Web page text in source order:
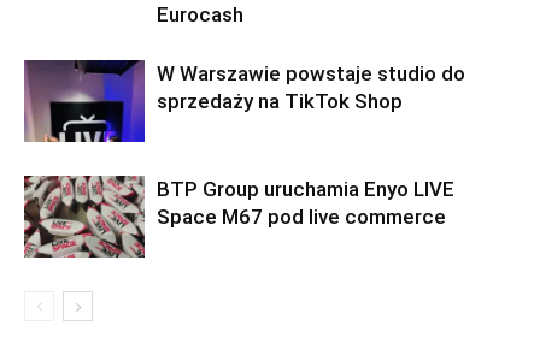
Eurocash
W Warszawie powstaje studio do
sprzedaży na TikTok Shop
BTP Group uruchamia Enyo LIVE
Space M67 pod live commerce